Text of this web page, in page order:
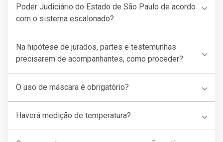
Poder Judiciário do Estado de São Paulo de acordo
com o sistema escalonado?
Na hipótese de jurados, partes e testemunhas
precisarem de acompanhantes, como proceder?
O uso de máscara é obrigatório?
Haverá medição de temperatura?